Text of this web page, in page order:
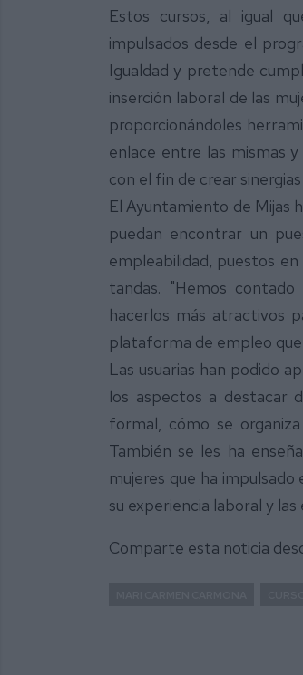
Estos cursos, al igual
impulsados desde el
Igualdad y pretende
inserción laboral de las
proporcionándoles
enlace entre las mismas
con el fin de crear
El Ayuntamiento de Mijas
puedan encontrar un
empleabilidad, puestos
tandas. "Hemos
hacerlos más atractivos
plataforma de empleo
Las usuarias han podido
los aspectos a destacar
formal, cómo se
También se les ha
mujeres que ha
su experiencia laboral y
Comparte esta noticia